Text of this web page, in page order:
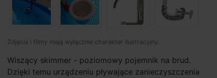
Zdjęcia i filmy mają wyłącznie charakter ilustracyjny.
Wiszący skimmer - poziomowy pojemnik na brud.
Dzięki temu urządzeniu pływające zanieczyszczenia